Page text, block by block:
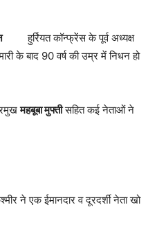
निधनहुर्रियत कॉन्फ्रेंस के पूर्व अध्यक्ष
के बाद 90 वर्ष की उम्र में निधन हो
महबूबा मुफ्तीसहित कई नेताओं ने
ने एक ईमानदार व दूरदर्शी नेता खो